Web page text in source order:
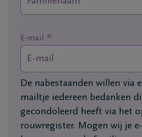
Maasmechelen
+32
E-mail *
De nabestaanden willen via
mailtje iedereen bedanken
gecondoleerd heeft via het
rouwregister. Mogen wij je